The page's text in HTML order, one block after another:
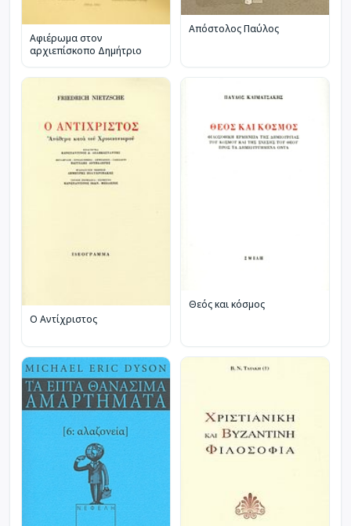
Αφιέρωμα στον
αρχιεπίσκοπο Δημήτριο
Απόστολος Παύλος
Ο Αντίχριστος
Θεός και κόσμος